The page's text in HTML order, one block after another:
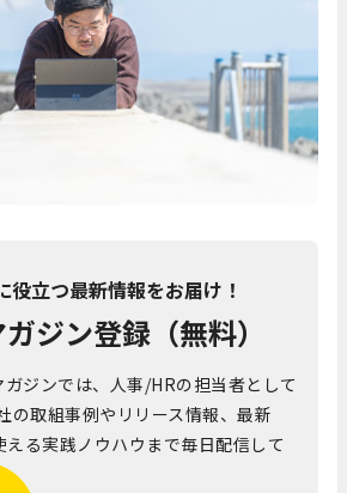
役立つ最新情報をお届け！
ジン登録（無料）
ジンでは、人事/HRの担当者として
の取組事例やリリース情報、最新
る実践ノウハウまで毎日配信して